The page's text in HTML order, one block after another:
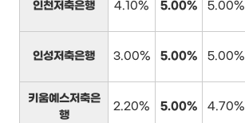
인천저축은행 4.10% 5.00% 5.00%
인성저축은행 3.00% 5.00% 5.00%
키움예스저축은
행
2.20% 5.00% 4.70%